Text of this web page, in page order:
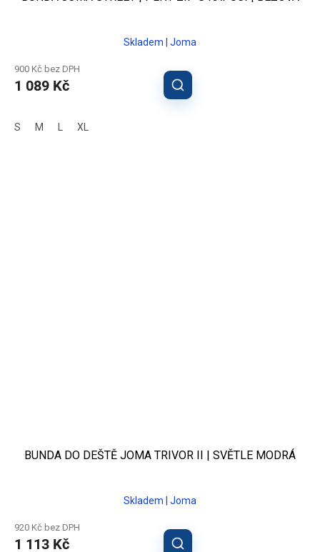
Skladem | Joma
900 Kč bez DPH
1 089 Kč
S M XL
BUNDA DO DEŠTĚ JOMA TRIVOR II | SVĚTLE MODRÁ
Skladem | Joma
920 Kč bez DPH
1 113 Kč